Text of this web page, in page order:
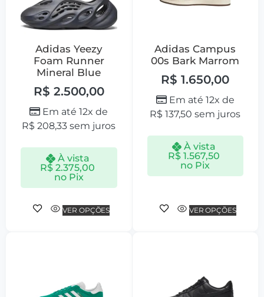
Adidas Yeezy
Foam Runner
Mineral Blue
R$ 2.500,00
Em até 12x de
R$ 208,33 sem juros
À vista
R$ 2.375,00
no Pix
VER OPÇÕES
Adidas Campus
00s Bark Marrom
R$ 1.650,00
Em até 12x de
R$ 137,50 sem juros
À vista
R$ 1.567,50
no Pix
VER OPÇÕES